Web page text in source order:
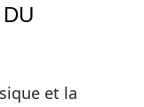
et la